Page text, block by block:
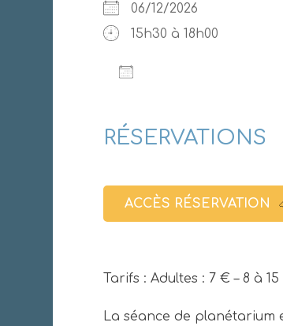
06/12/2026
15h30 à 18h00
RÉSERVATIONS
ACCÈS RÉSERVATION
Tarifs : Adultes : 7 € – 8 à
La séance de planétarium